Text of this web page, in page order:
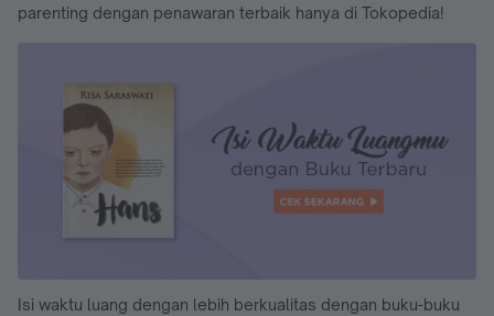
parenting dengan penawaran terbaik hanya di Tokopedia!
Isi waktu luang dengan lebih berkualitas dengan buku-buku